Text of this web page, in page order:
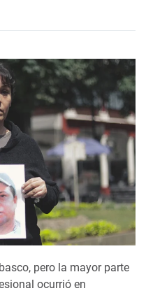
pero la mayor parte
ocurrió en